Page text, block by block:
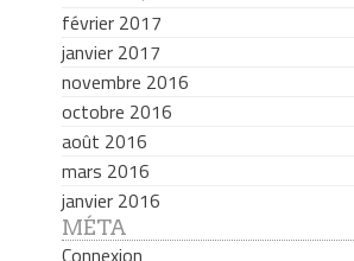
février 2017
janvier 2017
novembre 2016
octobre 2016
août 2016
mars 2016
janvier 2016
MÉTA
Connexion